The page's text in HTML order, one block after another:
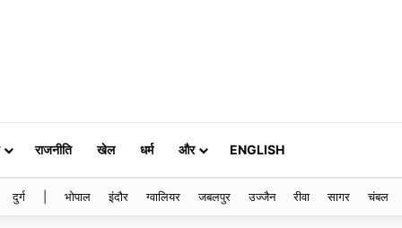
राजनीति खेल धर्म और ENGLISH
दुर्ग भोपाल इंदौर ग्वालियर जबलपुर उज्जैन रीवा सागर चंबल